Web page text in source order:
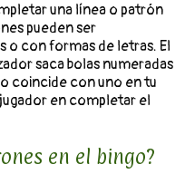
una línea o patrón
pueden ser
o con formas de letras. El
saca bolas numeradas
coincide con uno en tu
en completar el
en el bingo?